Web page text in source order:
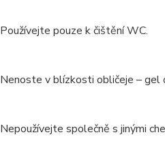
Používejte pouze k čištění WC.
Nenoste v blízkosti obličeje – gel
Nepoužívejte společně s jinými